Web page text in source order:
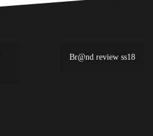
Br@nd review ss18